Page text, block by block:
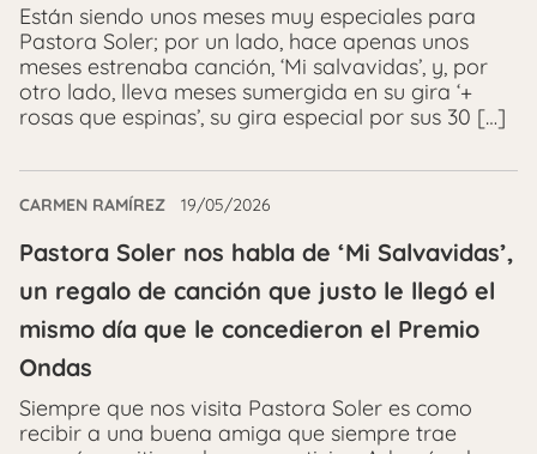
Están siendo unos meses muy especiales para
Pastora Soler; por un lado, hace apenas unos
meses estrenaba canción, ‘Mi salvavidas’, y, por
otro lado, lleva meses sumergida en su gira ‘+
rosas que espinas’, su gira especial por sus 30 […]
CARMEN RAMÍREZ 19/05/2026
Pastora Soler nos habla de ‘Mi Salvavidas’,
un regalo de canción que justo le llegó el
mismo día que le concedieron el Premio
Ondas
Siempre que nos visita Pastora Soler es como
recibir a una buena amiga que siempre trae